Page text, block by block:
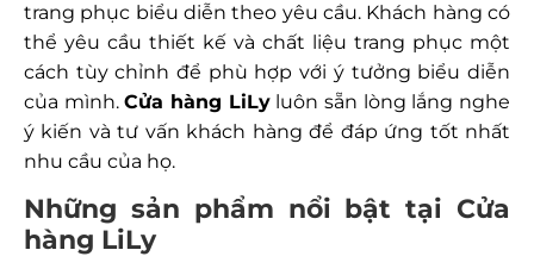
trang phục biểu diễn theo yêu cầu. Khách hàng có
thể yêu cầu thiết kế và chất liệu trang phục một
cách tùy chỉnh để phù hợp với ý tưởng biểu diễn
của mình.Cửa hàng LiLyluôn sẵn lòng lắng nghe
ý kiến và tư vấn khách hàng để đáp ứng tốt nhất
nhu cầu của họ.
Những sản phẩm nổi bật tại Cửa
hàng LiLy